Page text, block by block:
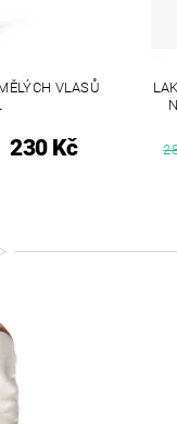
VLASŮ
230 Kč